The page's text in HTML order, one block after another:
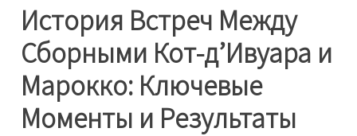
История Встреч Между
Сборными Кот-д’Ивуара и
Марокко: Ключевые
Моменты и Результаты